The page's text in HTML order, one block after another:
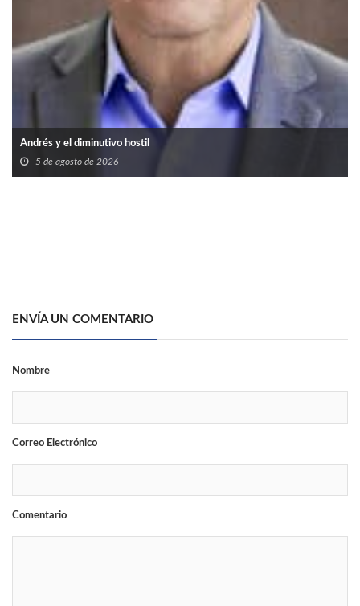
Andrés y el diminutivo hostil
5 de agosto de 2026
ENVÍA UN COMENTARIO
Nombre
Correo Electrónico
Comentario